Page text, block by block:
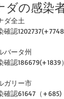
ダの感染
ダ全土
確認
バータ州
確認186679(+1839
ガリー市
確認61647（